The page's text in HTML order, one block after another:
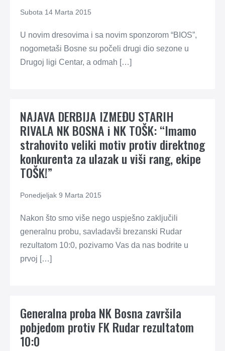
Subota 14 Marta 2015
U novim dresovima i sa novim sponzorom “BIOS”,
nogometaši Bosne su počeli drugi dio sezone u
Drugoj ligi Centar, a odmah […]
NAJAVA DERBIJA IZMEĐU STARIH
RIVALA NK BOSNA i NK TOŠK: “Imamo
strahovito veliki motiv protiv direktnog
konkurenta za ulazak u viši rang, ekipe
TOŠK!”
Ponedjeljak 9 Marta 2015
Nakon što smo više nego uspješno zaključili
generalnu probu, savladavši brezanski Rudar
rezultatom 10:0, pozivamo Vas da nas bodrite u
prvoj […]
Generalna proba NK Bosna završila
pobjedom protiv FK Rudar rezultatom
10:0